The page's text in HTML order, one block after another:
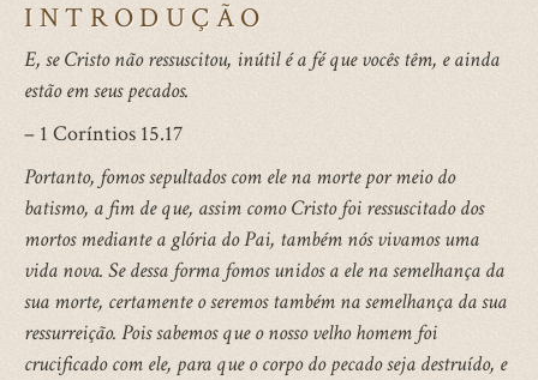
INTRODUÇÃO
E, se Cristo não ressuscitou, inútil é a fé que vocês têm, e ainda
estão em seus pecados.
– 1 Coríntios 15.17
Portanto, fomos sepultados com ele na morte por meio do
batismo, a fim de que, assim como Cristo foi ressuscitado dos
mortos mediante a glória do Pai, também nós vivamos uma
vida nova. Se dessa forma fomos unidos a ele na semelhança da
sua morte, certamente o seremos também na semelhança da sua
ressurreição. Pois sabemos que o nosso velho homem foi
crucificado com ele, para que o corpo do pecado seja destruído, e